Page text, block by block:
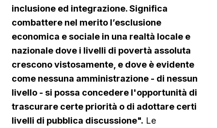
inclusione ed integrazione. Significa
combattere nel merito l’esclusione
economica e sociale in una realtà locale e
nazionale dove i livelli di povertà assoluta
crescono vistosamente, e dove è evidente
come nessuna amministrazione - di nessun
livello - si possa concedere l'opportunità di
trascurare certe priorità o di adottare certi
livelli di pubblica discussione". Le